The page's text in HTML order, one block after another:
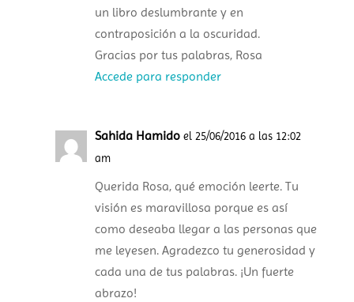
un libro deslumbrante y en
contraposición a la oscuridad.
Gracias por tus palabras, Rosa
Accede para responder
Sahida Hamido el 25/06/2016 a las 12:02
am
Querida Rosa, qué emoción leerte. Tu
visión es maravillosa porque es así
como deseaba llegar a las personas que
me leyesen. Agradezco tu generosidad y
cada una de tus palabras. ¡Un fuerte
abrazo!